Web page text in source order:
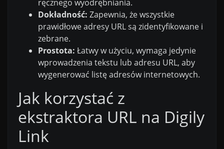
ręcznego wyodrębniania.
Dokładność: Zapewnia, że wszystkie
prawidłowe adresy URL są zidentyfikowane i
zebrane.
Prostota: Łatwy w użyciu, wymaga jedynie
wprowadzenia tekstu lub adresu URL, aby
wygenerować listę adresów internetowych.
Jak korzystać z
ekstraktora URL na Digily
Link